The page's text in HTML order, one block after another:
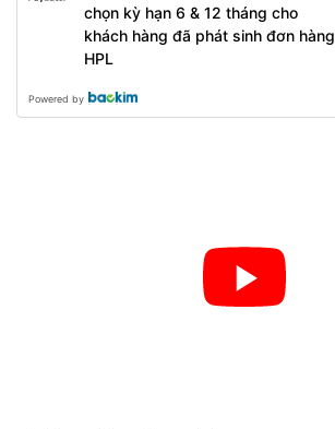
chọn kỳ hạn 6 & 12 tháng cho
khách hàng đã phát sinh đơn hàng
HPL
Powered by